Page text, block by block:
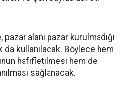
alanı pazar kurulmadığı
kullanılacak. Böylece hem
hafifletilmesi hem de
sağlanacak.